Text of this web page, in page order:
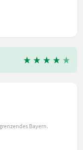
Bayern.